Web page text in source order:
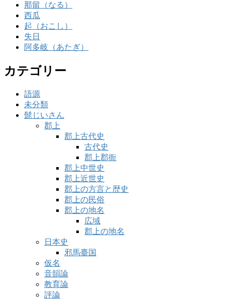
那留（なる）
西瓜
起（おこし）
失日
阿多岐（あたぎ）
カテゴリー
語源
未分類
髭じいさん
郡上
郡上古代史
古代史
郡上郡衙
郡上中世史
郡上近世史
郡上の方言と歴史
郡上の民俗
郡上の地名
広域
郡上の地名
日本史
邪馬臺国
仮名
音韻論
教育論
評論